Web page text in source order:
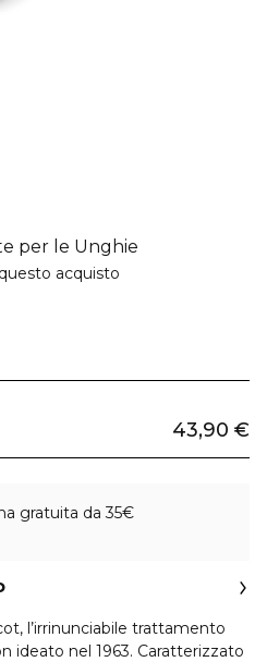
per le Unghie
acquisto
43,90 €
gratuita da 35€
l’irrinunciabile trattamento
ideato nel 1963. Caratterizzato